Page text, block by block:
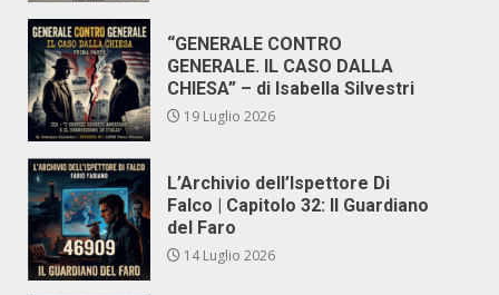
“GENERALE CONTRO
GENERALE. IL CASO DALLA
CHIESA” – di Isabella Silvestri
19 Luglio 2026
L’Archivio dell’Ispettore Di
Falco | Capitolo 32: Il Guardiano
del Faro
14 Luglio 2026